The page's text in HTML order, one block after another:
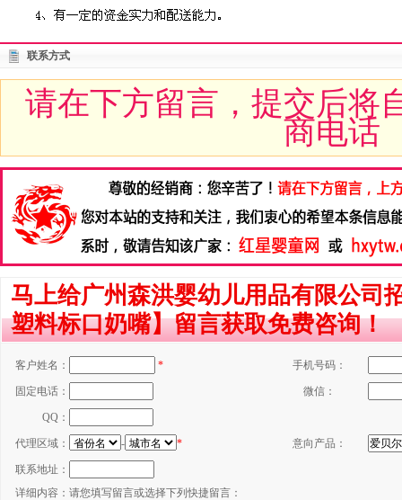
联系方式
请在下方留言，提交后将
商电话
马上给广州森洪婴幼儿用品有限公司
塑料标口奶嘴】留言获取免费咨询！
客户姓名： * 手机号码：
固定电话： 微信：
QQ：
代理区域： - * 意向产品：
联系地址：
详细内容： 请您填写留言或选择下列快捷留言：